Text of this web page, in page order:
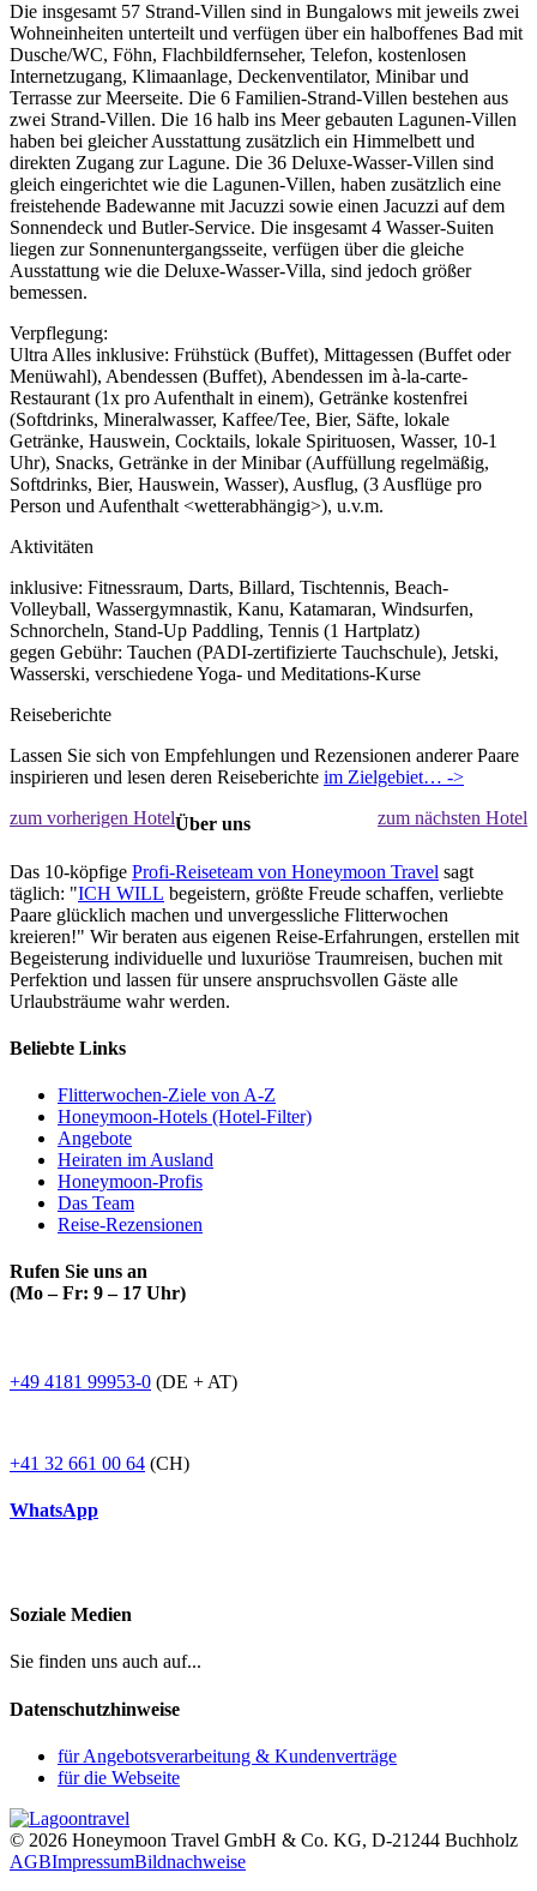
Die insgesamt 57 Strand-Villen sind in Bungalows mit jeweils zwei
Wohneinheiten unterteilt und verfügen über ein halboffenes Bad mit
Dusche/WC, Föhn, Flachbildfernseher, Telefon, kostenlosen
Internetzugang, Klimaanlage, Deckenventilator, Minibar und
Terrasse zur Meerseite. Die 6 Familien-Strand-Villen bestehen aus
zwei Strand-Villen. Die 16 halb ins Meer gebauten Lagunen-Villen
haben bei gleicher Ausstattung zusätzlich ein Himmelbett und
direkten Zugang zur Lagune. Die 36 Deluxe-Wasser-Villen sind
gleich eingerichtet wie die Lagunen-Villen, haben zusätzlich eine
freistehende Badewanne mit Jacuzzi sowie einen Jacuzzi auf dem
Sonnendeck und Butler-Service. Die insgesamt 4 Wasser-Suiten
liegen zur Sonnenuntergangsseite, verfügen über die gleiche
Ausstattung wie die Deluxe-Wasser-Villa, sind jedoch größer
bemessen.
Verpflegung:
Ultra Alles inklusive: Frühstück (Buffet), Mittagessen (Buffet oder
Menüwahl), Abendessen (Buffet), Abendessen im à-la-carte-
Restaurant (1x pro Aufenthalt in einem), Getränke kostenfrei
(Softdrinks, Mineralwasser, Kaffee/Tee, Bier, Säfte, lokale
Getränke, Hauswein, Cocktails, lokale Spirituosen, Wasser, 10-1
Uhr), Snacks, Getränke in der Minibar (Auffüllung regelmäßig,
Softdrinks, Bier, Hauswein, Wasser), Ausflug, (3 Ausflüge pro
Person und Aufenthalt <wetterabhängig>), u.v.m.
Aktivitäten
inklusive: Fitnessraum, Darts, Billard, Tischtennis, Beach-
Volleyball, Wassergymnastik, Kanu, Katamaran, Windsurfen,
Schnorcheln, Stand-Up Paddling, Tennis (1 Hartplatz)
gegen Gebühr: Tauchen (PADI-zertifizierte Tauchschule), Jetski,
Wasserski, verschiedene Yoga- und Meditations-Kurse
Reiseberichte
Lassen Sie sich von Empfehlungen und Rezensionen anderer Paare
inspirieren und lesen deren Reiseberichte im Zielgebiet… ->
zum vorherigen Hotel
zum nächsten Hotel
Über uns
Das 10-köpfige Profi-Reiseteam von Honeymoon Travel sagt
täglich: "ICH WILL begeistern, größte Freude schaffen, verliebte
Paare glücklich machen und unvergessliche Flitterwochen
kreieren!" Wir beraten aus eigenen Reise-Erfahrungen, erstellen mit
Begeisterung individuelle und luxuriöse Traumreisen, buchen mit
Perfektion und lassen für unsere anspruchsvollen Gäste alle
Urlaubsträume wahr werden.
Beliebte Links
Flitterwochen-Ziele von A-Z
Honeymoon-Hotels (Hotel-Filter)
Angebote
Heiraten im Ausland
Honeymoon-Profis
Das Team
Reise-Rezensionen
Rufen Sie uns an
(Mo – Fr: 9 – 17 Uhr)
+49 4181 99953-0 (DE + AT)
+41 32 661 00 64 (CH)
WhatsApp
Soziale Medien
Sie finden uns auch auf...
Datenschutzhinweise
für Angebotsverarbeitung & Kundenverträge
für die Webseite
© 2026 Honeymoon Travel GmbH & Co. KG, D-21244 Buchholz
AGBImpressumBildnachweise